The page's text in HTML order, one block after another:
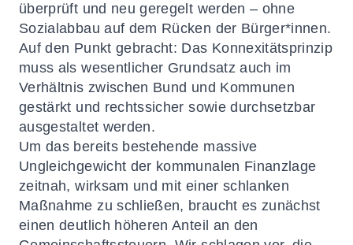
überprüft und neu geregelt werden – ohne
Sozialabbau auf dem Rücken der Bürger*innen.
Auf den Punkt gebracht: Das Konnexitätsprinzip
muss als wesentlicher Grundsatz auch im
Verhältnis zwischen Bund und Kommunen
gestärkt und rechtssicher sowie durchsetzbar
ausgestaltet werden.
Um das bereits bestehende massive
Ungleichgewicht der kommunalen Finanzlage
zeitnah, wirksam und mit einer schlanken
Maßnahme zu schließen, braucht es zunächst
einen deutlich höheren Anteil an den